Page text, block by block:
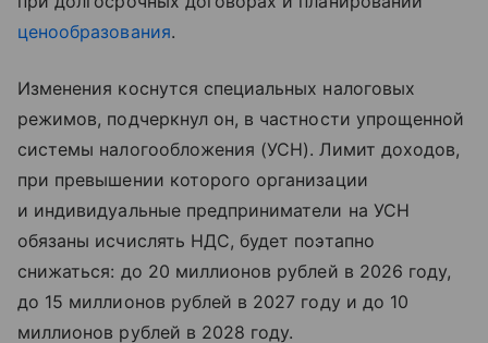
ценообразования.
Изменения коснутся специальных налоговых
режимов, подчеркнул он, в частности упрощенной
системы налогообложения (УСН). Лимит доходов,
при превышении которого организации
и индивидуальные предприниматели на УСН
обязаны исчислять НДС, будет поэтапно
снижаться: до 20 миллионов рублей в 2026 году,
до 15 миллионов рублей в 2027 году и до 10
миллионов рублей в 2028 году.